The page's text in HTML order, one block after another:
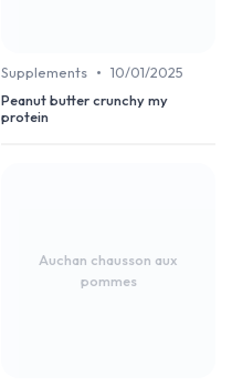
Supplements • 10/01/2025
Peanut butter crunchy my
protein
Auchan chausson aux
pommes